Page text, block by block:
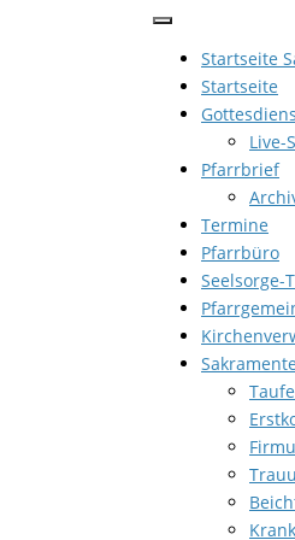
Startseite
Startseite
Live-
Pfarrbrief
Termine
Pfarrbüro
Seelsorge-
Taufe